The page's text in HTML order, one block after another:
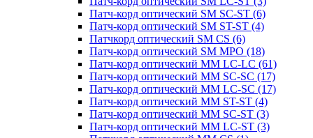
Патч-корд оптический SM SC-ST (6)
Патч-корд оптический SM ST-ST (4)
Патчкорд оптический SM CS (6)
Патч-корд оптический SM MPO (18)
Патч-корд оптический MM LC-LC (61)
Патч-корд оптический MM SC-SC (17)
Патч-корд оптический MM LC-SC (17)
Патч-корд оптический MM ST-ST (4)
Патч-корд оптический MM SC-ST (3)
Патч-корд оптический MM LC-ST (3)